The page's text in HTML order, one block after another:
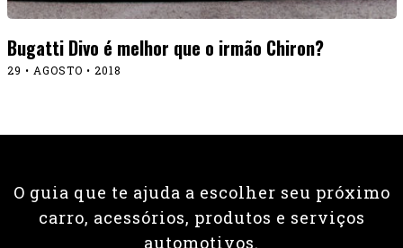
Bugatti Divo é melhor que o irmão Chiron?
29 • AGOSTO • 2018
O guia que te ajuda a escolher seu próximo
carro, acessórios, produtos e serviços
automotivos.